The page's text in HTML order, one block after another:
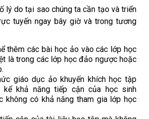
lý do tại sao chúng ta cần tạo và triển
tuyến ngay bây giờ và trong tương
thêm các bài học ảo vào các lớp học
là trong các lớp học đảo ngược hoặc
giáo dục ảo khuyến khích học tập
kể khả năng tiếp cận của học sinh
không có khả năng tham gia lớp học